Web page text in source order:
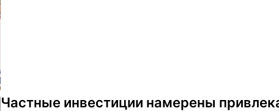
Частные инвестиции намерены